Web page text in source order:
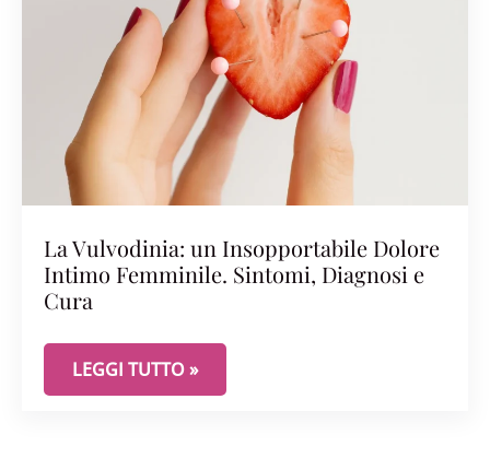
La Vulvodinia: un Insopportabile Dolore
Intimo Femminile. Sintomi, Diagnosi e
Cura
LA VULVODINIA: UN INSOPPORTABILE DOLORE
LEGGI TUTTO »